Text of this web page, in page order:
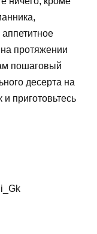
протяжении
пошаговый
десерта на
приготовьтесь